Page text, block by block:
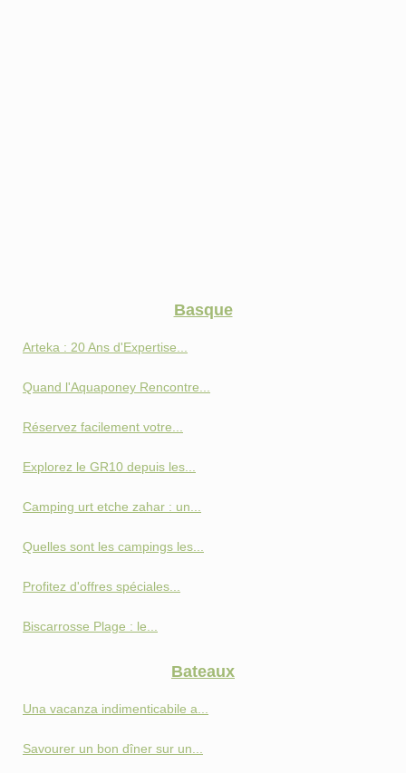
Basque
Arteka : 20 Ans d'Expertise...
Quand l'Aquaponey Rencontre...
Réservez facilement votre...
Explorez le GR10 depuis les...
Camping urt etche zahar : un...
Quelles sont les campings les...
Profitez d'offres spéciales...
Biscarrosse Plage : le...
Bateaux
Una vacanza indimenticabile a...
Savourer un bon dîner sur un...